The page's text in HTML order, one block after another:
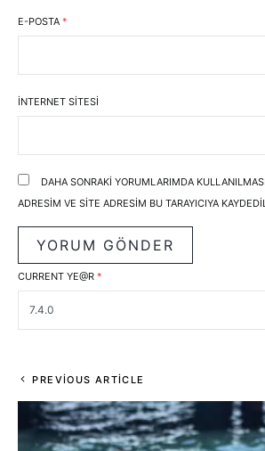
E-POSTA *
İNTERNET SITESI
DAHA SONRAKI YORUMLARIMDA
ADRESIM VE SITE ADRESIM BU TARAYICIYA
CURRENT YE@R *
PREVIOUS ARTICLE